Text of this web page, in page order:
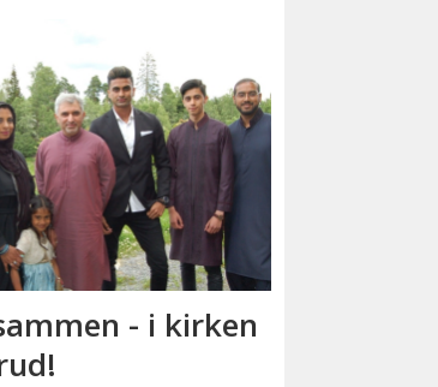
- i kirken